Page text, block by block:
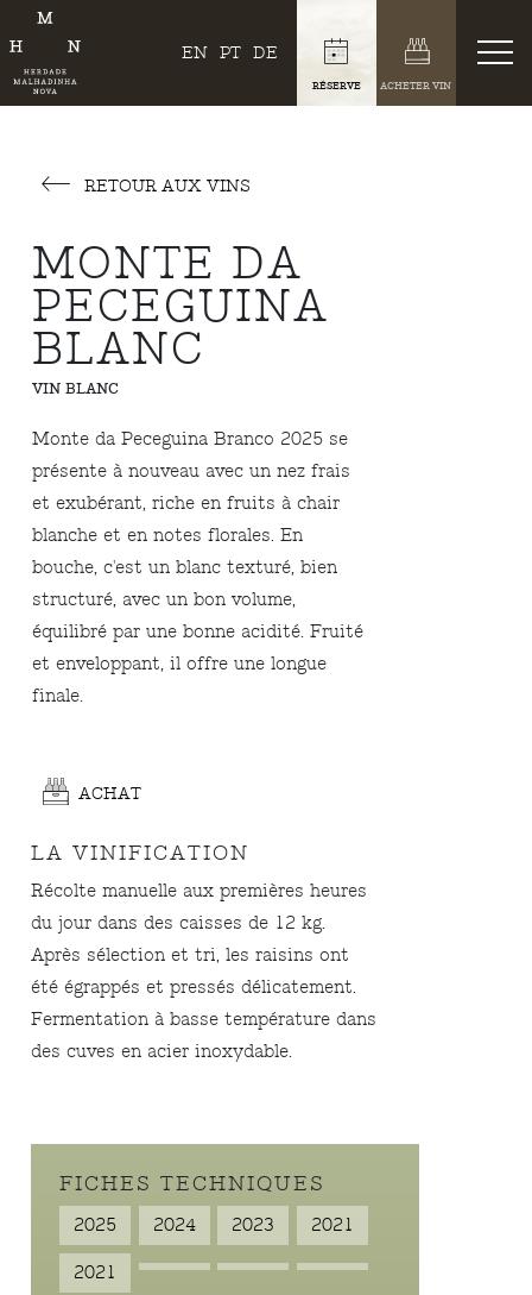
EN PT DE
RÉSERVE ACHETER VIN
RETOUR AUX VINS
MONTE DA
PECEGUINA
BLANC
VIN BLANC
Monte da Peceguina Branco 2025 se
présente à nouveau avec un nez frais
et exubérant, riche en fruits à chair
blanche et en notes florales. En
bouche, c'est un blanc texturé, bien
structuré, avec un bon volume,
équilibré par une bonne acidité. Fruité
et enveloppant, il offre une longue
finale.
ACHAT
LA VINIFICATION
Récolte manuelle aux premières heures
du jour dans des caisses de 12 kg.
Après sélection et tri, les raisins ont
été égrappés et pressés délicatement.
Fermentation à basse température dans
des cuves en acier inoxydable.
FICHES TECHNIQUES
2025 2024 2023 2021
2021